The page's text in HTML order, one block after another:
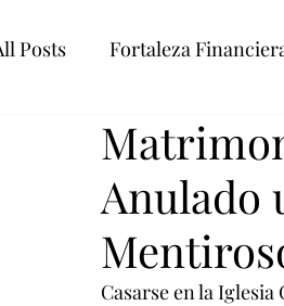
Posts Fortaleza
Navegando Relaciones
Anulado
Casarse en la